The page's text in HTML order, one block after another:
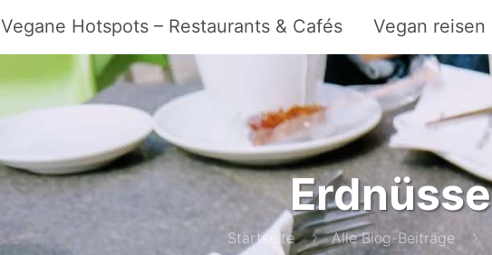
Vegane Hotspots – Restaurants & Cafés Vegan reisen
Erdnüsse
Startseite Alle Blog-Beiträge